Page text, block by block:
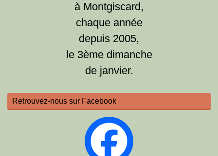
à Montgiscard,
chaque année
depuis 2005,
le 3ème dimanche
de janvier.
Retrouvez-nous sur Facebook